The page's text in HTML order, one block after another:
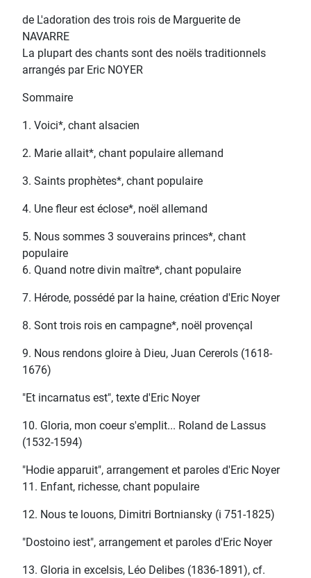
de L'adoration des trois rois de Marguerite de
NAVARRE
La plupart des chants sont des noëls traditionnels
arrangés par Eric NOYER
Sommaire
1. Voici*, chant alsacien
2. Marie allait*, chant populaire allemand
3. Saints prophètes*, chant populaire
4. Une fleur est éclose*, noël allemand
5. Nous sommes 3 souverains princes*, chant
populaire
6. Quand notre divin maître*, chant populaire
7. Hérode, possédé par la haine, création d'Eric Noyer
8. Sont trois rois en campagne*, noël provençal
9. Nous rendons gloire à Dieu, Juan Cererols (1618-
1676)
"Et incarnatus est", texte d'Eric Noyer
10. Gloria, mon coeur s'emplit... Roland de Lassus
(1532-1594)
"Hodie apparuit", arrangement et paroles d'Eric Noyer
11. Enfant, richesse, chant populaire
12. Nous te louons, Dimitri Bortniansky (i 751-1825)
"Dostoino iest", arrangement et paroles d'Eric Noyer
13. Gloria in excelsis, Léo Delibes (1836-1891), cf.